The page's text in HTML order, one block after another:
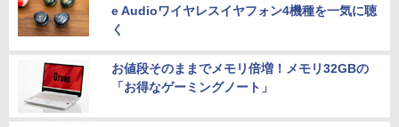
e Audioワイヤレスイヤフォン4機種を一気に聴
く
お値段そのままでメモリ倍増！メモリ32GBの
「お得なゲーミングノート」